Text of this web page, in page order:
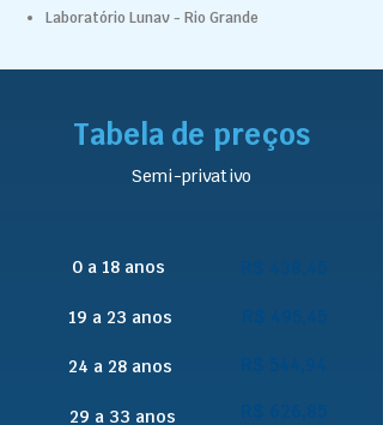
Laboratório Lunav - Rio Grande
Tabela de preços
Semi-privativo
0 a 18 anos
19 a 23 anos
24 a 28 anos
29 a 33 anos